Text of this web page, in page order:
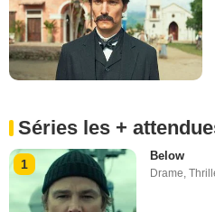
Séries les +
1
Below
Drame,